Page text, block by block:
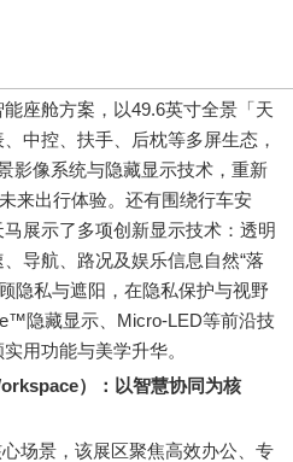
舱方案，以49.6英寸全景「天
中控、扶手、后枕等多屏生态，
影像系统与隐藏显示技术，重新
来出行体验。还有围绕行车安
展示了多项创新显示技术：透明
导航、路况及娱乐信息自然“落
隐私与遮阳，在隐私保护与视野
隐藏显示、Micro-LED等前沿技
用功能与美学升华。
）：以智慧协同为核
景，该展区聚焦高效办公、专